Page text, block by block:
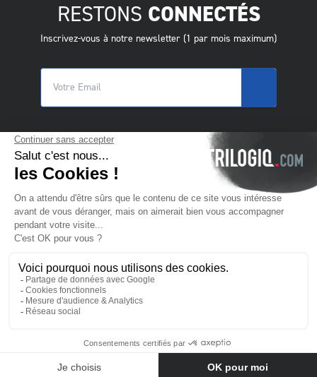
RESTONS CONNECTÉS
Inscrivez-vous à notre newsletter (1 par mois maximum)
© 2025 Trilogiq SA.
FR- Français
Nous contacter